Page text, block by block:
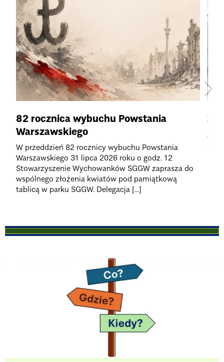
82 rocznica wybuchu Powstania
Warszawskiego
W przeddzień 82 rocznicy wybuchu Powstania
Warszawskiego 31 lipca 2026 roku o godz. 12
Stowarzyszenie Wychowanków SGGW zaprasza do
wspólnego złożenia kwiatów pod pamiątkową
tablicą w parku SGGW. Delegacja [...]